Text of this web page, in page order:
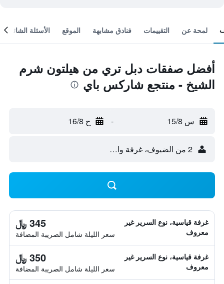
لمحة عن التقييمات فنادق مشابهة الموقع الأسئلة الشائعة
أفضل صفقات دبل تري من هيلتون شرم
الشيخ - منتجع شاركس باي
س 15/8 - ح 16/8
2 من الضيوف، غرفة واحدة
غرفة قياسية، نوع السرير غير
معروف
345 ﷼
سعر الليلة شامل الصريبة المضافة
غرفة قياسية، نوع السرير غير
معروف
350 ﷼
سعر الليلة شامل الصريبة المضافة